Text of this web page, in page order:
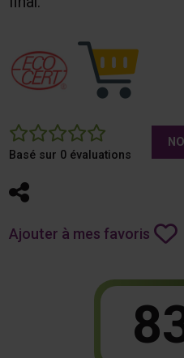
0
Basé sur 0 évaluations
Partager
Ajouter à mes favoris